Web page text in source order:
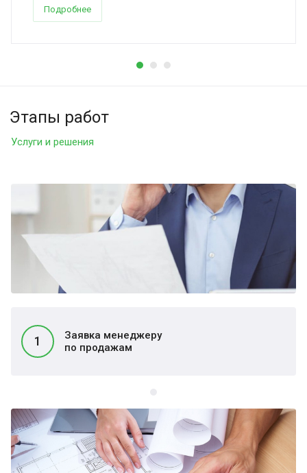
Подробнее
Услуги и решения
Этапы работ
1
Заявка менеджеру
по продажам